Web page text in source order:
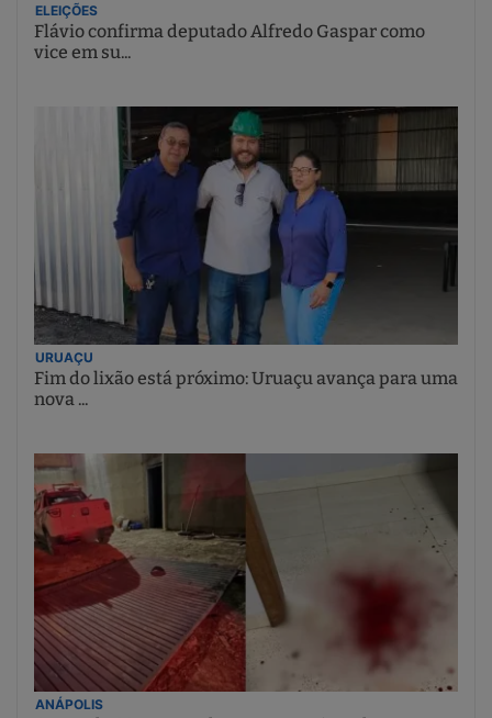
ELEIÇÕES
Flávio confirma deputado Alfredo Gaspar como
vice em su...
URUAÇU
Fim do lixão está próximo: Uruaçu avança para uma
nova ...
ANÁPOLIS